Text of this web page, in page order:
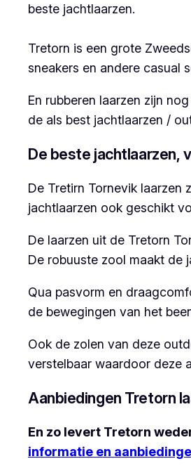
beste jachtlaarzen.
Tretorn is een grote
sneakers en andere casual
En rubberen laarzen zijn
de als best jachtlaarzen /
De beste jachtlaarzen,
De Tretirn Tornevik laarzen
jachtlaarzen ook geschikt
De laarzen uit de Tretorn
De robuuste zool maakt de
Qua pasvorm en
de bewegingen van het
Ook de zolen van deze
verstelbaar waardoor deze
Aanbiedingen Tretorn
En zo levert Tretorn
informatie en